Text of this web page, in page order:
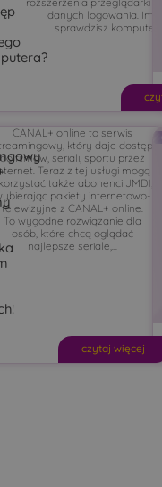
danych logowania. Im
sprawdzisz komputer,
CANAL+ online to serwis
który daje dostęp
do filmów, seriali, sportu przez
Teraz z tej usługi mogą
także abonenci JMDI,
pakiety internetowo-
telewizyjne z CANAL+ online.
To wygodne rozwiązanie dla
osób, które chcą oglądać
najlepsze seriale,...
czytaj więcej